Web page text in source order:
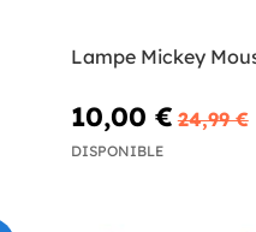
Lampe Mickey
10,00 € 24,99 €
DISPONIBLE